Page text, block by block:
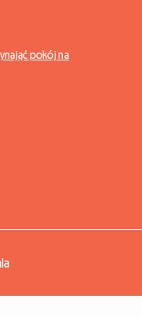
pokój na